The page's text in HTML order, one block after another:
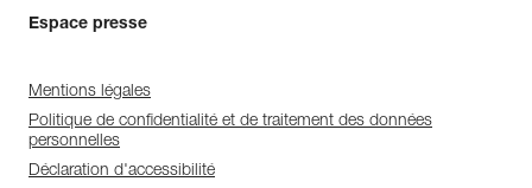
Espace presse
Mentions légales
Politique de confidentialité et de traitement des données
personnelles
Déclaration d'accessibilité